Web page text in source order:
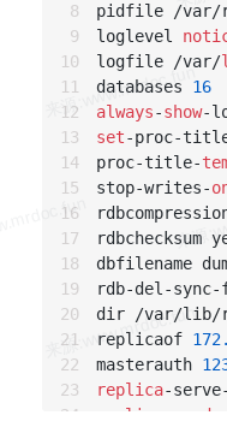
pidfile /var/
loglevel
logfile /var/
databases 16
always-show-
set-proc-
proc-title-
stop-writes-
rdbchecksum
dbfilename
rdb-del-
dir /var/lib/
replicaof
masterauth
replica
replica
read